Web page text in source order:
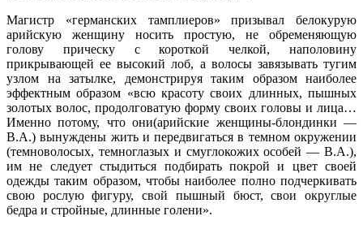
Магистр «германских тамплиеров» призывал белокурую
арийскую женщину носить простую, не обременяющую
голову прическу с короткой челкой, наполовину
прикрывающей ее высокий лоб, а волосы завязывать тугим
узлом на затылке, демонстрируя таким образом наиболее
эффектным образом «всю красоту своих длинных, пышных
золотых волос, продолговатую форму своих головы и лица…
Именно потому, что они(арийские женщины-блондинки —
В.А.) вынуждены жить и передвигаться в темном окружении
(темноволосых, темноглазых и смуглокожих особей — В.А.),
им не следует стыдиться подбирать покрой и цвет своей
одежды таким образом, чтобы наиболее полно подчеркивать
свою рослую фигуру, свой пышный бюст, свои округлые
бедра и стройные, длинные голени».